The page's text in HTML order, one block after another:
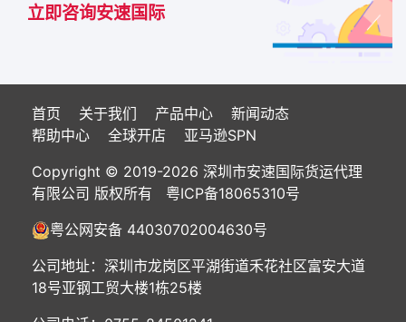
立即咨询安速国际
首页 关于我们 产品中心
新闻动态
帮助中心
全球开店
亚马逊SPN
Copyright © 2019-2026 深圳市安速国际货运代理
有限公司 版权所有 粤ICP备18065310号
粤公网安备 44030702004630号
公司地址：深圳市龙岗区平湖街道禾花社区富安大道
18号亚钢工贸大楼1栋25楼